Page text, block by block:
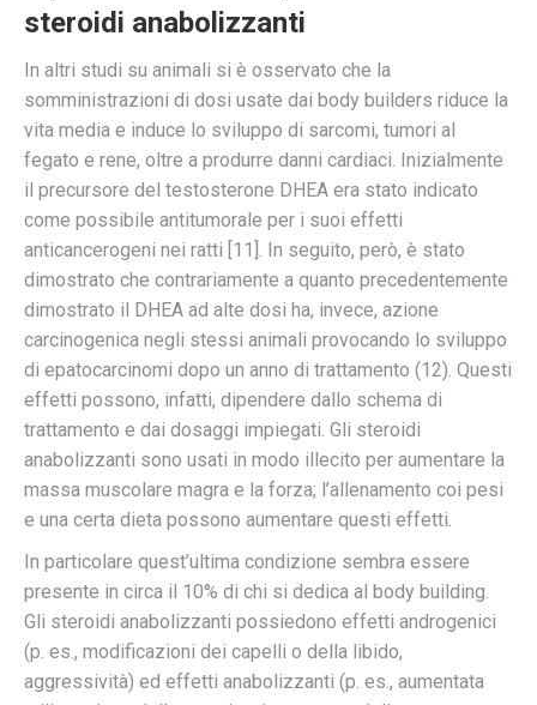
steroidi anabolizzanti
In altri studi su animali si è osservato che la
somministrazioni di dosi usate dai body builders riduce la
vita media e induce lo sviluppo di sarcomi, tumori al
fegato e rene, oltre a produrre danni cardiaci. Inizialmente
il precursore del testosterone DHEA era stato indicato
come possibile antitumorale per i suoi effetti
anticancerogeni nei ratti [11]. In seguito, però, è stato
dimostrato che contrariamente a quanto precedentemente
dimostrato il DHEA ad alte dosi ha, invece, azione
carcinogenica negli stessi animali provocando lo sviluppo
di epatocarcinomi dopo un anno di trattamento (12). Questi
effetti possono, infatti, dipendere dallo schema di
trattamento e dai dosaggi impiegati. Gli steroidi
anabolizzanti sono usati in modo illecito per aumentare la
massa muscolare magra e la forza; l’allenamento coi pesi
e una certa dieta possono aumentare questi effetti.
In particolare quest’ultima condizione sembra essere
presente in circa il 10% di chi si dedica al body building.
Gli steroidi anabolizzanti possiedono effetti androgenici
(p. es., modificazioni dei capelli o della libido,
aggressività) ed effetti anabolizzanti (p. es., aumentata